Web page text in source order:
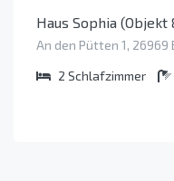
Haus Sophia (Objekt
An den Pütten 1,
2 Schlafzimmer